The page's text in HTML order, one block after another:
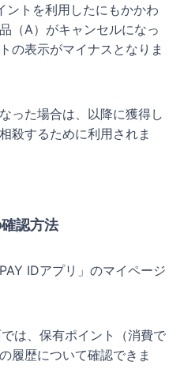
ントを利用したにもかかわ
（A）がキャンセルになっ
の表示がマイナスとなりま
った場合は、以降に獲得し
殺するために利用されま
確認方法
IDアプリ」のマイページ
は、保有ポイント（消費で
履歴について確認できま